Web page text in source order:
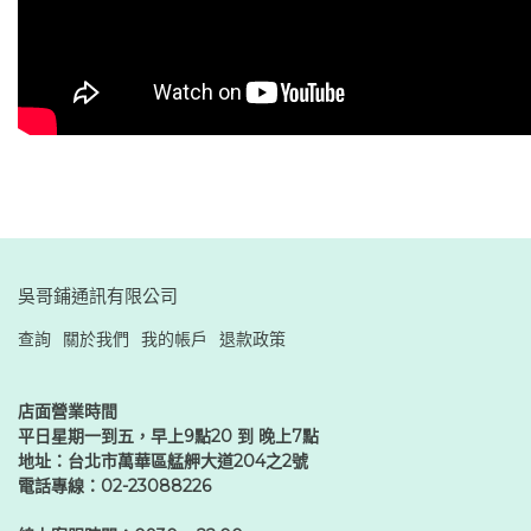
吳哥鋪通訊有限公司
查詢 關於我們 我的帳戶 退款政策
店面營業時間
平日星期一到五，早上9點20 到 晚上7點
地址：台北市萬華區艋舺大道204之2號
電話專線：02-23088226